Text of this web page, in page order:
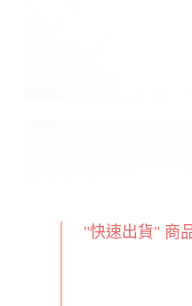
"快速出貨" 商